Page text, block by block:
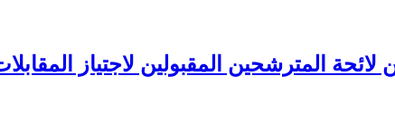
لائحة المترشحين المقبولين لاجتياز